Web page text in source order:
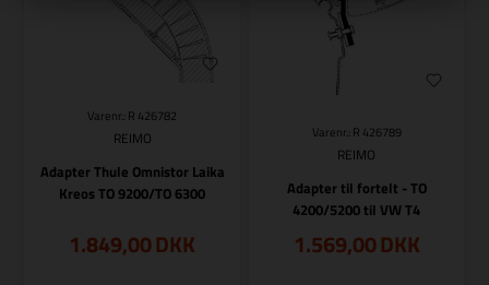
Varenr.: R 426782
REIMO
Adapter Thule Omnistor Laika
Kreos TO 9200/TO 6300
1.849,00DKK
Varenr.: R 426789
REIMO
Adapter til fortelt - TO
4200/5200 til VW T4
1.569,00DKK